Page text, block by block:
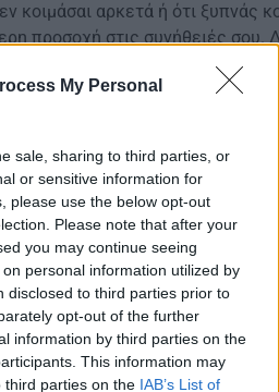
My Personal
sale, sharing to third parties, or
or sensitive information for
please use the below opt-out
Please note that after your
you may continue seeing
personal information utilized by
disclosed to third parties prior to
opt-out of the further
information by third parties on the
This information may
third parties on the IAB’s List of
κοιμάσαι αρκετά ή ότι ξυπνάς
προσοχή στις συνήθειές σου.
κοιμάσαι, αλλά και η ποιότητα
να αλλάξει όχι μόνο τη
ζωής σου.
το τελικό «ν» – Ένας